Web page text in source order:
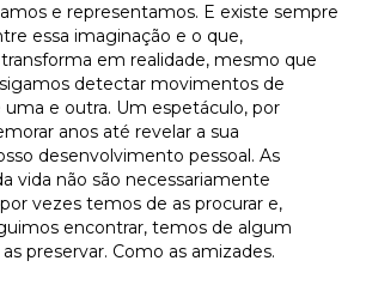
e representamos. E existe sempre
essa imaginação e o que,
em realidade, mesmo que
detectar movimentos de
uma e outra. Um espetáculo, por
anos até revelar a sua
desenvolvimento pessoal. As
vida não são necessariamente
vezes temos de as procurar e,
encontrar, temos de algum
preservar. Como as amizades.